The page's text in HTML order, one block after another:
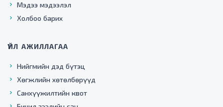
Мэдээ мэдээлэл
Холбоо барих
ҮЙЛ АЖИЛЛАГАА
Нийгмийн дэд бүтэц
Хөгжлийн хөтөлбөрүүд
Санхүүжилтийн квот